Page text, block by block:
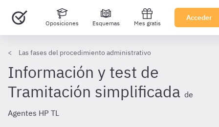
Oposiciones Esquemas Mes gratis
Acceder
Las fases del procedimiento administrativo
Información y test de
Tramitación simplificada de
Agentes HP TL